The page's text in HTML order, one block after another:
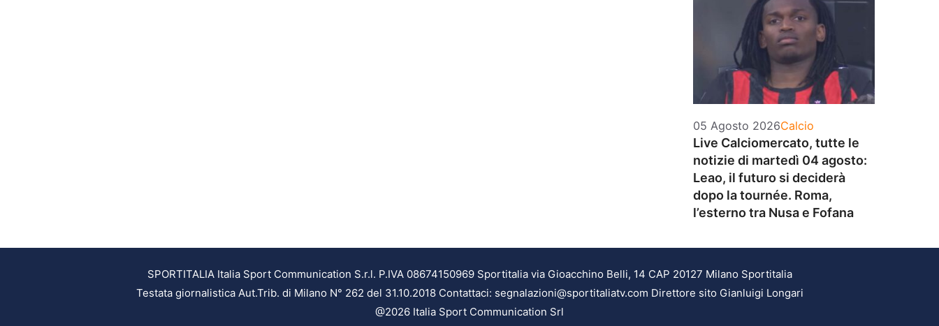
05 Agosto 2026Categorie
Calcio
Live Calciomercato, tutte le
notizie di martedì 04 agosto:
Leao, il futuro si deciderà
dopo la tournée. Roma,
l’esterno tra Nusa e Fofana
SPORTITALIA Italia Sport Communication S.r.l. P.IVA 08674150969 Sportitalia via Gioacchino Belli, 14 CAP 20127 Milano Sportitalia
Testata giornalistica Aut.Trib. di Milano N° 262 del 31.10.2018 Contattaci: segnalazioni@sportitaliatv.com Direttore sito Gianluigi Longari
@2026 Italia Sport Communication Srl